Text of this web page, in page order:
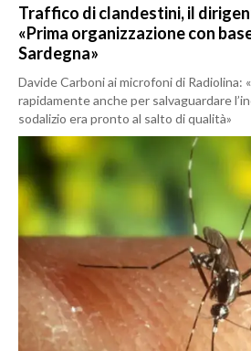
Traffico di clandestini, il
«Prima organizzazione con
Sardegna»
Davide Carboni ai microfoni di Radiolina:
rapidamente anche per salvaguardare
sodalizio era pronto al salto di qualità»